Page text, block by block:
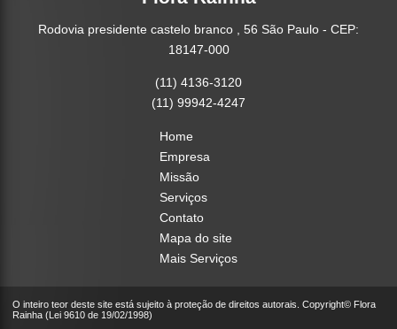
Rodovia presidente castelo branco , 56 São Paulo - CEP:
18147-000
(11) 4136-3120
(11) 99942-4247
Home
Empresa
Missão
Serviços
Contato
Mapa do site
Mais Serviços
O inteiro teor deste site está sujeito à proteção de direitos autorais. Copyright© Flora
Rainha (Lei 9610 de 19/02/1998)